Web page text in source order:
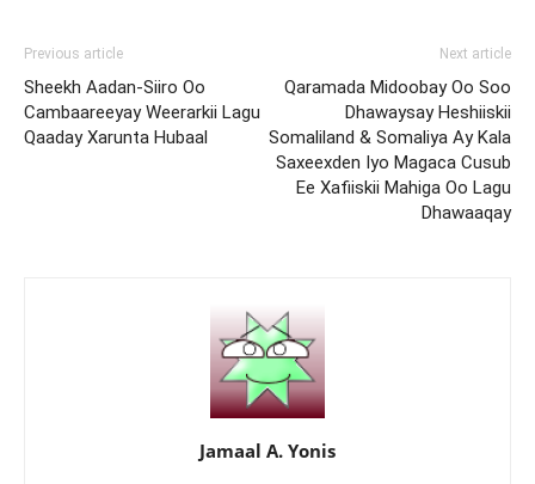
Previous article
Sheekh Aadan-Siiro Oo
Cambaareeyay Weerarkii Lagu
Qaaday Xarunta Hubaal
Next article
Qaramada Midoobay Oo Soo
Dhawaysay Heshiiskii
Somaliland & Somaliya Ay Kala
Saxeexden Iyo Magaca Cusub
Ee Xafiiskii Mahiga Oo Lagu
Dhawaaqay
Jamaal A. Yonis